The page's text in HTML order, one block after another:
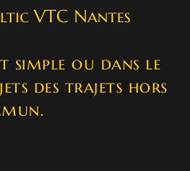
VTC Nantes
simple ou dans le
des trajets hors